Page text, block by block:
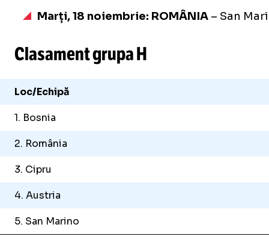
Marți, 18 noiembrie: ROMÂNIA– San
Clasament grupa H
Loc/Echipă
1. Bosnia
2. România
3. Cipru
4. Austria
5. San Marino